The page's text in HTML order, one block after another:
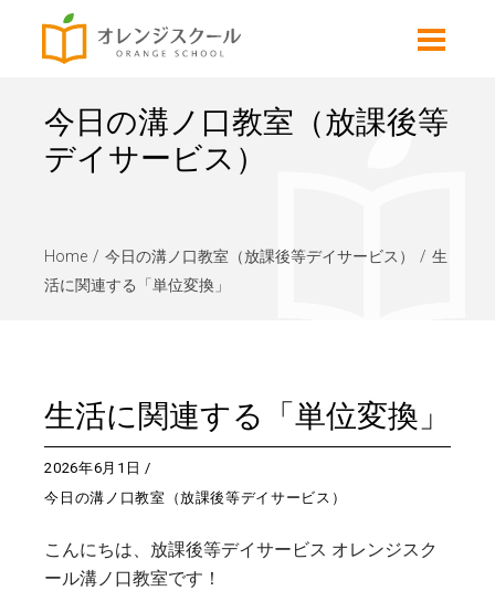
今日の溝ノ口教室（放課後等
デイサービス）
Home 今日の溝ノ口教室（放課後等デイサービス）
生
活に関連する「単位変換」
生活に関連する「単位変換」
2026年6月1日
今日の溝ノ口教室（放課後等デイサービス）
こんにちは、放課後等デイサービス オレンジスク
ール溝ノ口教室です！